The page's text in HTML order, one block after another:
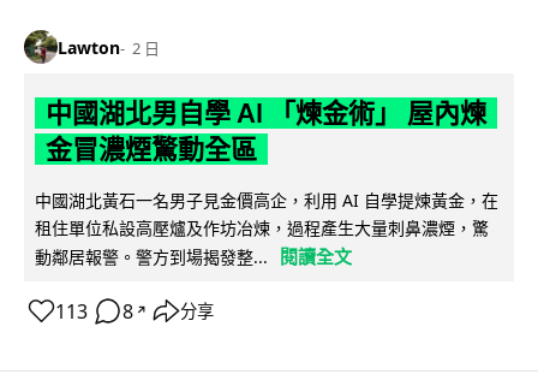
Lawton 2 日
中國湖北男自學 AI 「煉金術」 屋內煉
金冒濃煙驚動全區
中國湖北黃石一名男子見金價高企，利用 AI 自學提煉黃金，在
租住單位私設高壓爐及作坊冶煉，過程產生大量刺鼻濃煙，驚
動鄰居報警。警方到場揭發整...
閱讀全文
113 8 ↗ 分享